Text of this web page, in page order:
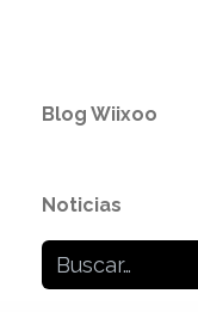
Blog Wiixoo
Noticias